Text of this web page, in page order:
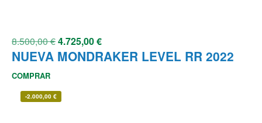
8.500,00€4.725,00€
NUEVA MONDRAKER LEVEL RR 2022
COMPRAR
-2.000,00 €